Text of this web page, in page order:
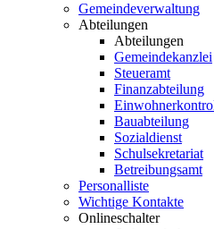
Gemeindeverwaltung
Abteilungen
Abteilungen
Gemeindekanzlei
Steueramt
Finanzabteilung
Bauabteilung
Sozialdienst
Schulsekretariat
Betreibungsamt
Personalliste
Wichtige Kontakte
Onlineschalter